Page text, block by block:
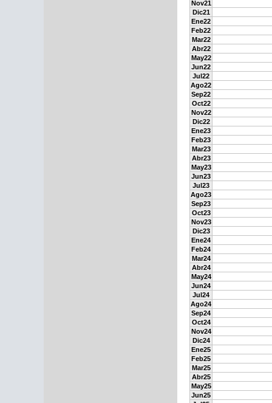
Nov21
Dic21
Ene22
Feb22
Mar22
Abr22
May22
Jun22
Jul22
Ago22
Sep22
Oct22
Nov22
Dic22
Ene23
Feb23
Mar23
Abr23
May23
Jun23
Jul23
Ago23
Sep23
Oct23
Nov23
Dic23
Ene24
Feb24
Mar24
Abr24
May24
Jun24
Jul24
Ago24
Sep24
Oct24
Nov24
Dic24
Ene25
Feb25
Mar25
Abr25
May25
Jun25